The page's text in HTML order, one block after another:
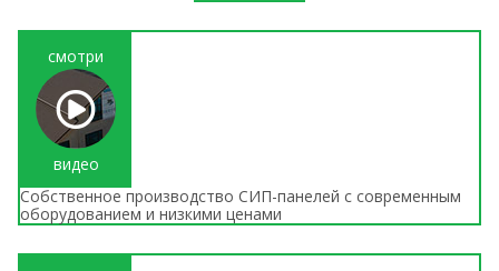
смотри
видео
Собственное производство СИП-панелей с современным
оборудованием и низкими ценами